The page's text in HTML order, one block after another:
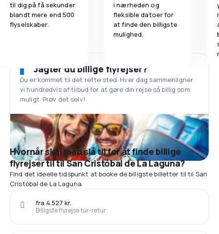
til dig på få sekunder
blandt mere end 500
flyselskaber.
i nærheden og
fleksible datoer for
at finde den billigste
mulighed.
Jagter du billige flyrejser?
Du er kommet til det rette sted. Hver dag sammenligner
vi hundredvis af tilbud for at gøre din rejse så billig som
muligt. Prøv det selv!
Hvornår skal man slå til for at finde billige
flyrejser til til San Cristóbal de La Laguna?
Find det ideelle tidspunkt at booke de billigste billetter til til San
Cristóbal de La Laguna
Billigste flyrejse tur-retur
fra 4.527 kr.